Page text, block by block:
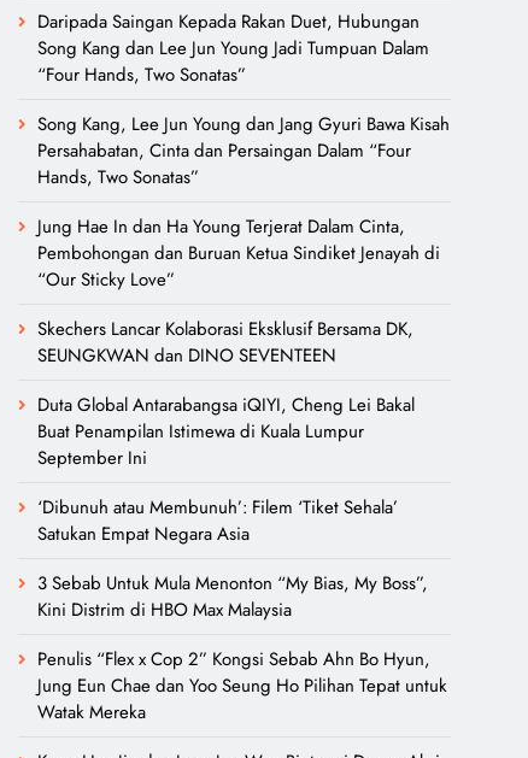
Daripada Saingan Kepada Rakan Duet, Hubungan
Song Kang dan Lee Jun Young Jadi Tumpuan Dalam
“Four Hands, Two Sonatas”
Song Kang, Lee Jun Young dan Jang Gyuri Bawa Kisah
Persahabatan, Cinta dan Persaingan Dalam “Four
Hands, Two Sonatas”
Jung Hae In dan Ha Young Terjerat Dalam Cinta,
Pembohongan dan Buruan Ketua Sindiket Jenayah di
“Our Sticky Love”
Skechers Lancar Kolaborasi Eksklusif Bersama DK,
SEUNGKWAN dan DINO SEVENTEEN
Duta Global Antarabangsa iQIYI, Cheng Lei Bakal
Buat Penampilan Istimewa di Kuala Lumpur
September Ini
‘Dibunuh atau Membunuh’: Filem ‘Tiket Sehala’
Satukan Empat Negara Asia
3 Sebab Untuk Mula Menonton “My Bias, My Boss”,
Kini Distrim di HBO Max Malaysia
Penulis “Flex x Cop 2” Kongsi Sebab Ahn Bo Hyun,
Jung Eun Chae dan Yoo Seung Ho Pilihan Tepat untuk
Watak Mereka